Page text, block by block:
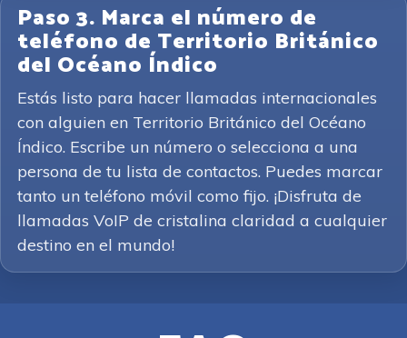
Paso 3. Marca el número de
teléfono de Territorio Británico
del Océano Índico
Estás listo para hacer llamadas internacionales
con alguien en Territorio Británico del Océano
Índico. Escribe un número o selecciona a una
persona de tu lista de contactos. Puedes marcar
tanto un teléfono móvil como fijo. ¡Disfruta de
llamadas VoIP de cristalina claridad a cualquier
destino en el mundo!